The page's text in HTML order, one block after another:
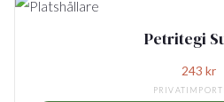
Petritegi
243 kr